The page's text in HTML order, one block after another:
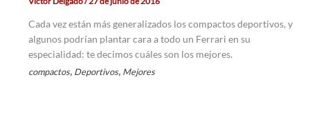
Cada vez están más generalizados los compactos deportivos, y
algunos podrían plantar cara a todo un Ferrari en su
especialidad: te decimos cuáles son los mejores.
compactos, Deportivos, Mejores